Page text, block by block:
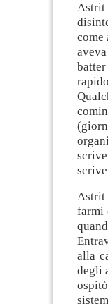
come
Astrit
farmi
alla
degli